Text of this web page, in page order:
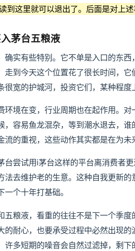
到这里就可以退出了。后面是对上述
茅台五粮液
确实有些特别。它不单是入口的东
走到今天这个位置花了很长时间，
宽的护城河，投资它们，某种程度
环境在变，行业周期也在起作用。
，容易鱼龙混杂，等到潮水退去，
的重视，这些动作其实都是在为
台尝试用i茅台这样的平台离消费者
法去维护老的生意。这种自我更新
个十年打基础。
五粮液，看重的往往不是下一个季
的耐心，也要承受过程中必然出现
许多短期的噪音会自然过滤掉，剩